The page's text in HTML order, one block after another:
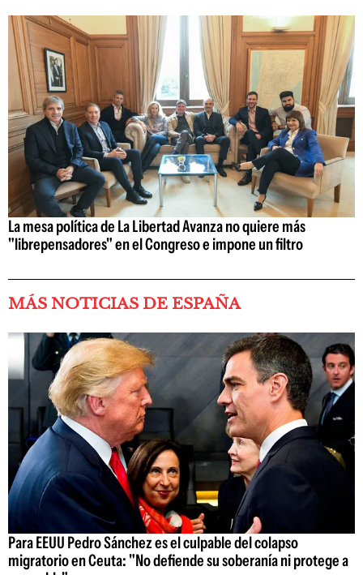
La mesa política de La Libertad Avanza no quiere más
"librepensadores" en el Congreso e impone un filtro
MÁS NOTICIAS DE ESPAÑA
Para EEUU Pedro Sánchez es el culpable del colapso
migratorio en Ceuta: "No defiende su soberanía ni protege a